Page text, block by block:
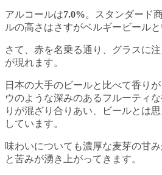
アルコールは7.0%。スタンダード
ルの高さはさすがベルギービールと
さて、赤を名乗る通り、グラスに
が現れます。
日本の大手のビールと比べて香り
ウのような深みのあるフルーティ
りが混ざり合りあい、ビールとは
しています。
味わいについても濃厚な麦芽の甘
と苦みが湧き上がってきます。